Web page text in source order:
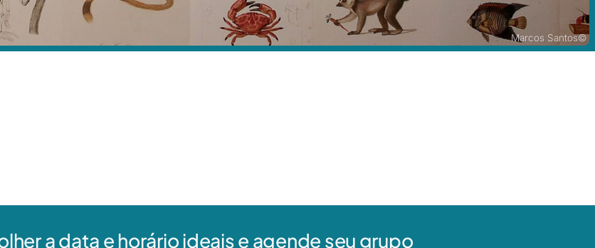
Marcos Santos©
a data e horário ideais e agende seu grupo